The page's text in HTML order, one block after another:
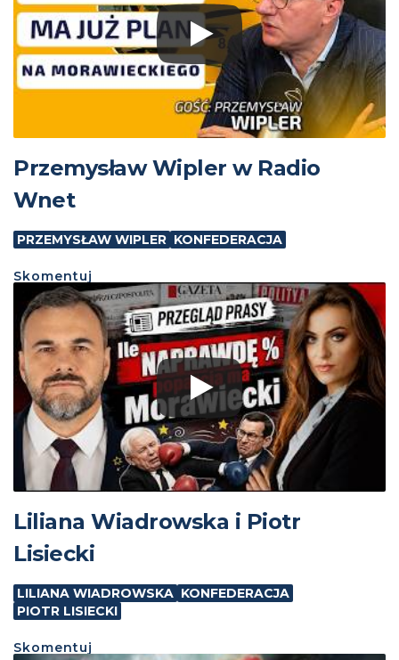
Przemysław Wipler w Radio
Wnet
PRZEMYSŁAW WIPLER KONFEDERACJA
Skomentuj
Liliana Wiadrowska i Piotr
Lisiecki
LILIANA WIADROWSKA KONFEDERACJA
PIOTR LISIECKI
Skomentuj